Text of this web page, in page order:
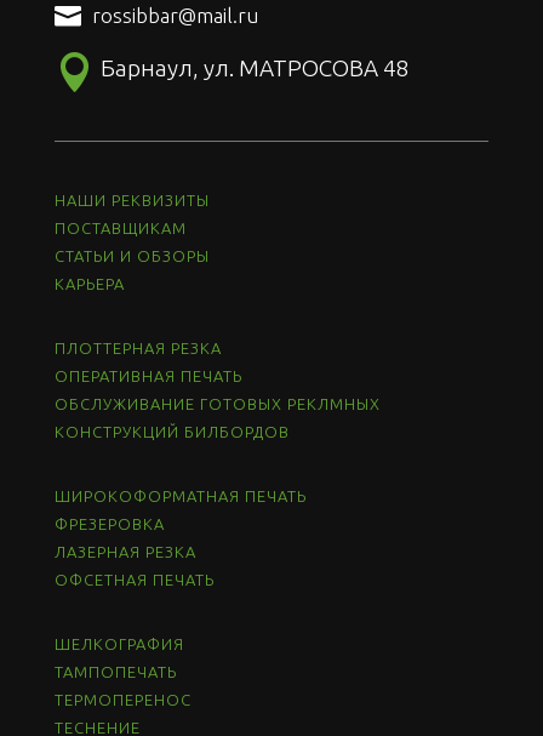
 rossibbar@mail.ru
 Барнаул, ул. МАТРОСОВА 48
НАШИ РЕКВИЗИТЫ
ПОСТАВЩИКАМ
СТАТЬИ И ОБЗОРЫ
КАРЬЕРА
ПЛОТТЕРНАЯ РЕЗКА
ОПЕРАТИВНАЯ ПЕЧАТЬ
ОБСЛУЖИВАНИЕ ГОТОВЫХ РЕКЛМНЫХ
КОНСТРУКЦИЙ БИЛБОРДОВ
ШИРОКОФОРМАТНАЯ ПЕЧАТЬ
ФРЕЗЕРОВКА
ЛАЗЕРНАЯ РЕЗКА
ОФСЕТНАЯ ПЕЧАТЬ
ШЕЛКОГРАФИЯ
ТАМПОПЕЧАТЬ
ТЕРМОПЕРЕНОС
ТЕСНЕНИЕ